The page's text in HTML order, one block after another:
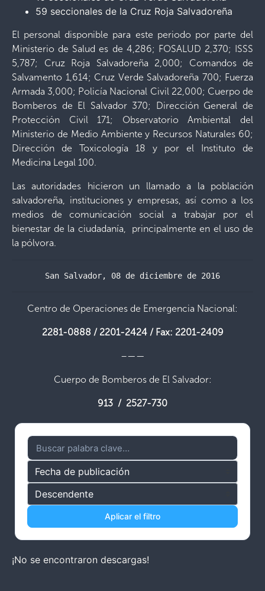
59 seccionales de la Cruz Roja Salvadoreña
El personal disponible para este periodo por parte del
Ministerio de Salud es de 4,286; FOSALUD 2,370; ISSS
5,787; Cruz Roja Salvadoreña 2,000; Comandos de
Salvamento 1,614; Cruz Verde Salvadoreña 700; Fuerza
Armada 3,000; Policía Nacional Civil 22,000; Cuerpo de
Bomberos de El Salvador 370; Dirección General de
Protección Civil 171; Observatorio Ambiental del
Ministerio de Medio Ambiente y Recursos Naturales 60;
Dirección de Toxicología 18 y por el Instituto de
Medicina Legal 100.
Las autoridades hicieron un llamado a la población
salvadoreña, instituciones y empresas, así como a los
medios de comunicación social a trabajar por el
bienestar de la ciudadanía, principalmente en el uso de
la pólvora.
San Salvador, 08 de diciembre de 2016
Centro de Operaciones de Emergencia Nacional:
2281-0888 / 2201-2424 / Fax: 2201-2409
–——
Cuerpo de Bomberos de El Salvador:
913 / 2527-730
Aplicar el filtro
¡No se encontraron descargas!